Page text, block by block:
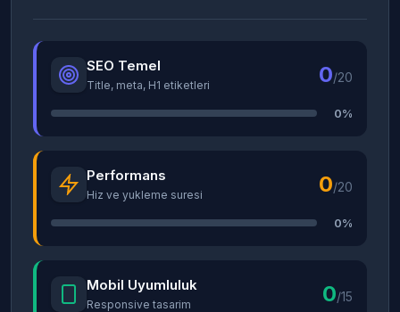
SEO Temel
Title, meta, H1 etiketleri 0/20
0%
Performans
Hiz ve yukleme suresi 0/20
0%
Mobil Uyumluluk
Responsive tasarim 0/15